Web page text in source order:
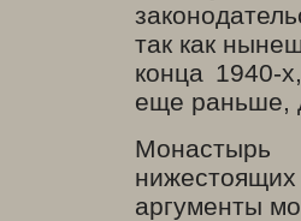
так как
конца 1940-
еще раньше,
аргументы